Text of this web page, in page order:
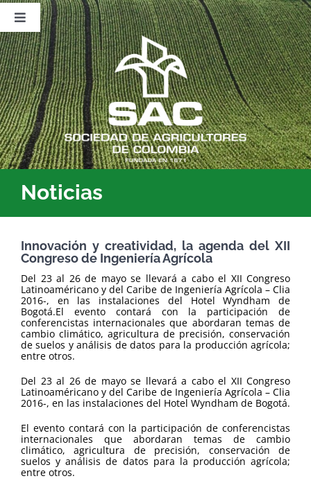
Saltar
contenido
Toggle
Navigation
Nosotros
Publicaciones
Sala de Prensa
Eventos
Noticias
Innovación y creatividad, la agenda del XII
Congreso de Ingeniería Agrícola
Del 23 al 26 de mayo se llevará a cabo el XII Congreso
Latinoaméricano y del Caribe de Ingeniería Agrícola – Clia
2016-, en las instalaciones del Hotel Wyndham de
Bogotá.El evento contará con la participación de
conferencistas internacionales que abordaran temas de
cambio climático, agricultura de precisión, conservación
de suelos y análisis de datos para la producción agrícola;
entre otros.
Del 23 al 26 de mayo se llevará a cabo el XII Congreso
Latinoaméricano y del Caribe de Ingeniería Agrícola – Clia
2016-, en las instalaciones del Hotel Wyndham de Bogotá.
El evento contará con la participación de conferencistas
internacionales que abordaran temas de cambio
climático, agricultura de precisión, conservación de
suelos y análisis de datos para la producción agrícola;
entre otros.